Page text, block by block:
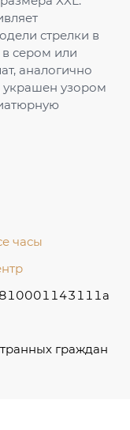
стрелки в
сером или
аналогично
узором
часы
810001143111a
граждан